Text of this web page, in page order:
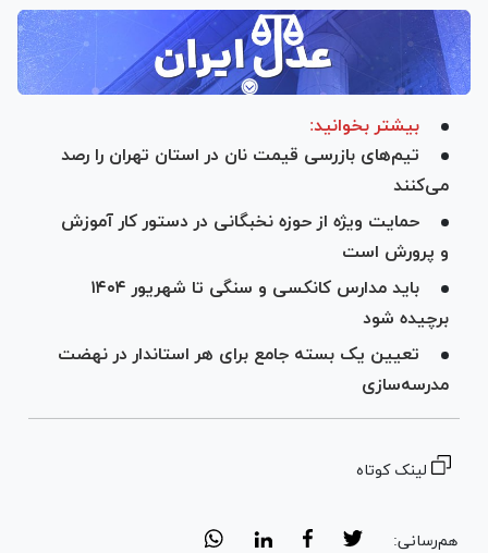
بیشتر بخوانید:
تیم‌های بازرسی قیمت نان در استان تهران را رصد
می‌کنند
حمایت ویژه از حوزه نخبگانی در دستور کار آموزش
و پرورش است
باید مدارس کانکسی و سنگی تا شهریور ۱۴۰۴
برچیده شود
تعیین یک بسته جامع برای هر استاندار در نهضت
مدرسه‌سازی
لینک کوتاه
هم‌رسانی: